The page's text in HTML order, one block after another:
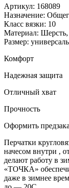
Артикул: 168089
Назначение:
Класс вязки: 10
Материал:
Размер:
Комфорт
Надежная защита
Отличный хват
Прочность
Оформить
Перчатки
начесом внутри ,
делают работу в
«ТОЧКА»
даже в зимнее